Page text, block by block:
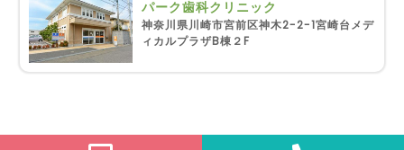
パーク歯科クリニック
神奈川県川崎市宮前区神木2-2-1宮崎台メデ
ィカルプラザB棟２F